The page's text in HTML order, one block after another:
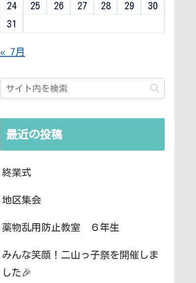
24
25 26 27 28 29
30
31
« 7月
最近の投稿
終業式
地区集会
薬物乱用防止教室 ６年生
みんな笑顔！二山っ子祭を開催しま
した🎉